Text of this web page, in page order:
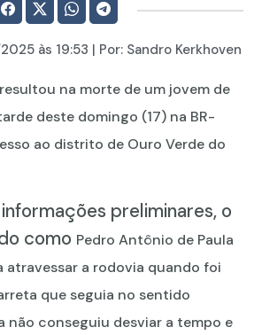
às 19:53 | Por: Sandro Kerkhoven
na morte de um jovem de
deste domingo (17) na BR-
ao distrito de Ouro Verde do
preliminares, o
como Pedro Antônio de Paula
atravessar a rodovia quando foi
que seguia no sentido
não conseguiu desviar a tempo e